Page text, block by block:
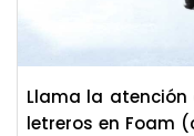
Llama la
letreros en Foam